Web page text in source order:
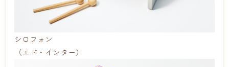
シロフォン
（エド・インター）